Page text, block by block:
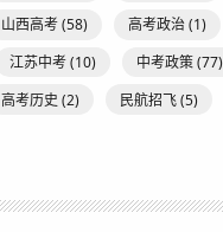
山西高考(58) 高考政治(1)
江苏中考(10) 中考政策(77)
高考历史 (2) 民航招飞(5)